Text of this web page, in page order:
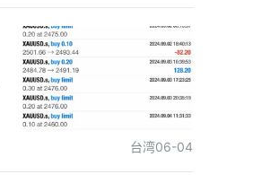
台湾06-04